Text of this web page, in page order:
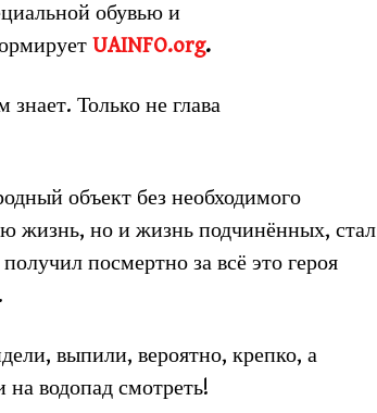
обувью и
UAINFO.org.
Только не глава
объект без необходимого
жизнь, но и жизнь подчинённых, стал
посмертно за всё это героя
выпили, вероятно, крепко, а
водопад смотреть!